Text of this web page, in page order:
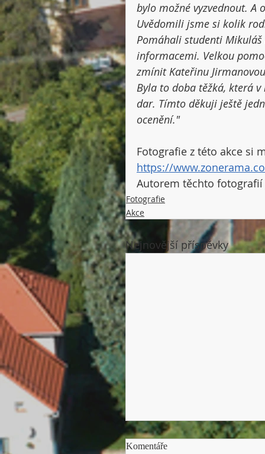
bylo možné vyzvednout. A
Uvědomili jsme si kolik
Pomáhali studenti
informacemi. Velkou
zmínit Kateřinu
Byla to doba těžká, která
dar. Tímto děkuji ještě
ocenění."
Fotografie z této akce si
https://
Autorem těchto fotografií
Fotografie
Akce
Nejnovější příspěvky
"Nechcete se nechat
Komentáře